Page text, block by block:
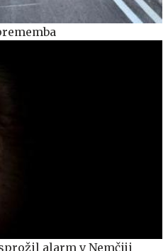
alarm v Nemčiji